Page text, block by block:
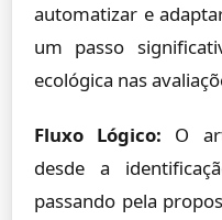
automatizar e
um passo
ecológica nas
Fluxo Lógico: O
desde a
passando pela